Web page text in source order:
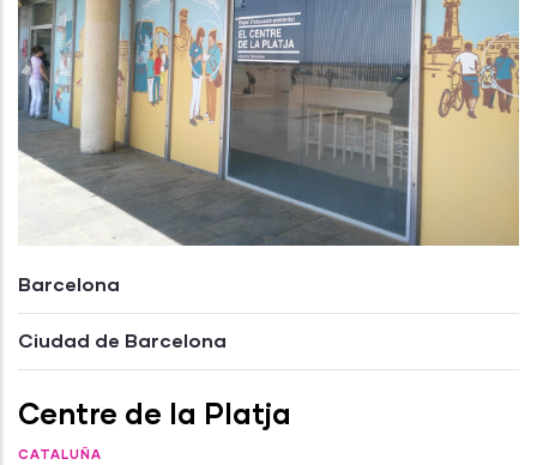
Barcelona
Ciudad de Barcelona
Centre de la Platja
CATALUÑA